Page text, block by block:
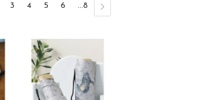
3 4 5 6 ...8